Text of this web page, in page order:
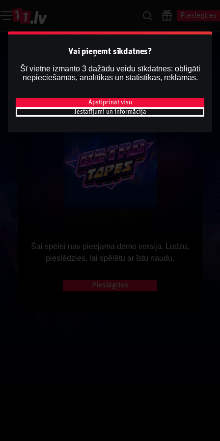
Pieslēgties
Šai spēlei nav pieejama demo versija. Lūdzu,
pieslēdzies, lai spēlētu ar īstu naudu.
Pieslēgties
Vai pieņemt sīkdatnes?
Šī vietne izmanto 3 dažādu veidu sīkdatnes: obligāti
nepieciešamās, analītikas un statistikas, reklāmas.
Apstiprināt visu
Iestatījumi un informācija